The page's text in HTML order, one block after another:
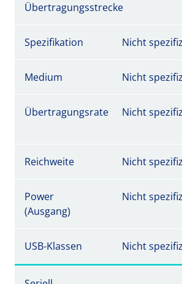
Übertragungsstrecke
Spezifikation Nicht
Medium Nicht
Übertragungsrate Nicht
Reichweite Nicht
Power
(Ausgang)
Nicht
USB-Klassen Nicht